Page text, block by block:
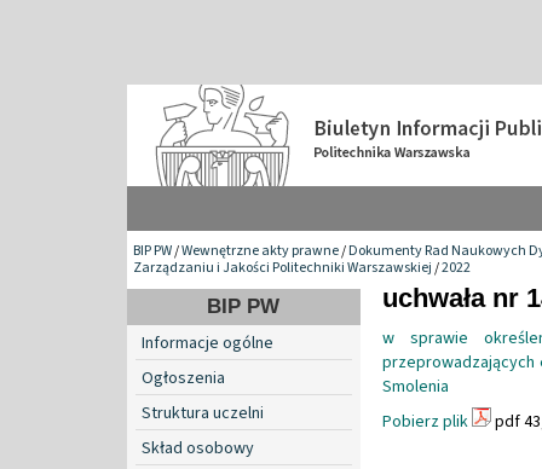
BIP PW/Wewnętrzne akty prawne/Dokumenty Rad Naukowych
Zarządzaniu i Jakości Politechniki Warszawskiej/2022
BIP PW
Informacje ogólne
Ogłoszenia
Struktura uczelni
Skład osobowy
uchwała nr
w sprawie
przeprowadzających
Smolenia
Pobierz plik
pdf